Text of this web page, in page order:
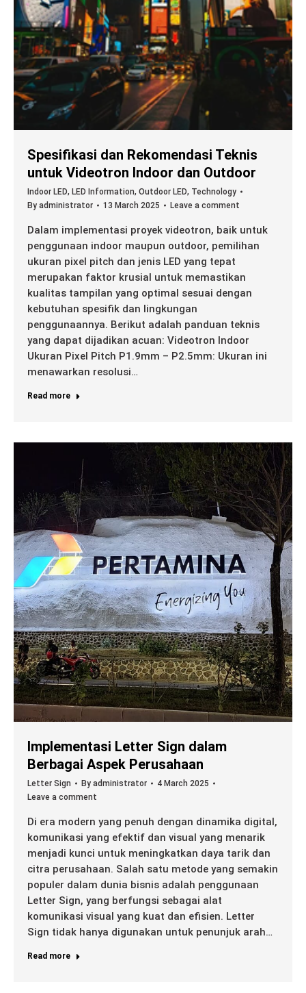
Spesifikasi dan Rekomendasi Teknis
untuk Videotron Indoor dan Outdoor
Indoor LED, LED Information, Outdoor LED, Technology
By administrator 13 March 2025 Leave a comment
Dalam implementasi proyek videotron, baik untuk
penggunaan indoor maupun outdoor, pemilihan
ukuran pixel pitch dan jenis LED yang tepat
merupakan faktor krusial untuk memastikan
kualitas tampilan yang optimal sesuai dengan
kebutuhan spesifik dan lingkungan
penggunaannya. Berikut adalah panduan teknis
yang dapat dijadikan acuan: Videotron Indoor
Ukuran Pixel Pitch P1.9mm – P2.5mm: Ukuran ini
menawarkan resolusi…
Read more
Implementasi Letter Sign dalam
Berbagai Aspek Perusahaan
Letter Sign By administrator
4 March 2025
Leave a comment
Di era modern yang penuh dengan dinamika digital,
komunikasi yang efektif dan visual yang menarik
menjadi kunci untuk meningkatkan daya tarik dan
citra perusahaan. Salah satu metode yang semakin
populer dalam dunia bisnis adalah penggunaan
Letter Sign, yang berfungsi sebagai alat
komunikasi visual yang kuat dan efisien. Letter
Sign tidak hanya digunakan untuk penunjuk arah…
Read more